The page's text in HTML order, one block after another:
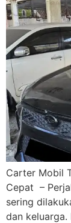
Carter Mobil
Cepat –
sering
dan